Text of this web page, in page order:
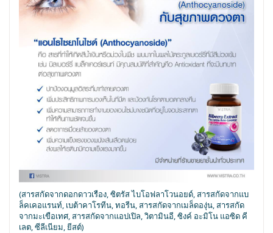
(สารสกัดจากดอกดาวเรือง, ซิตรัส ไบโอฟลาโวนอยด์, สารสกัดจากแบ
ล็คเคอแรนท์, เบต้าคาโรทีน, ทอรีน, สารสกัดจากเมล็ดองุ่น, สารสกัด
จากมะเขือเทศ, สารสกัดจากแอปเปิล, วิตามินอี, ซิงค์ อะมิโน แอซิด คี
เลต, ซีลีเนียม, ยีสต์)